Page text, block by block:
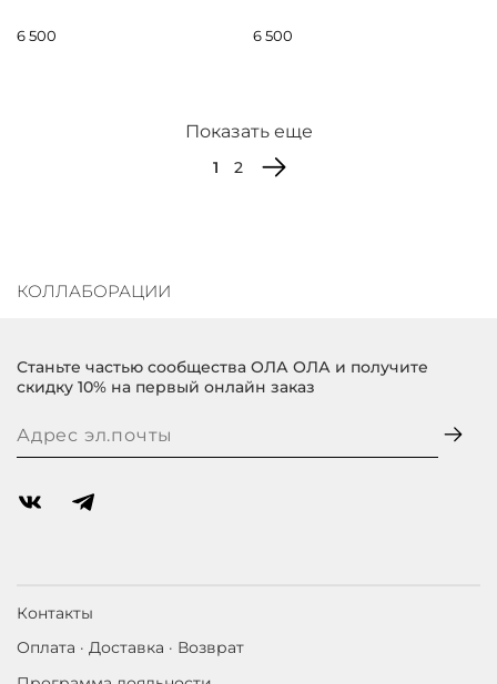
6 500 6 500
Показать еще
1 2
КОЛЛАБОРАЦИИ
Контакты
Оплата · Доставка · Возврат
Станьте частью сообщества ОЛА ОЛА и получите
скидку 10% на первый онлайн заказ